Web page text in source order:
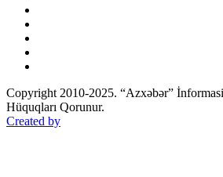
Copyright 2010-2025. “Azxəbər”
Hüquqları Qorunur.
Created by